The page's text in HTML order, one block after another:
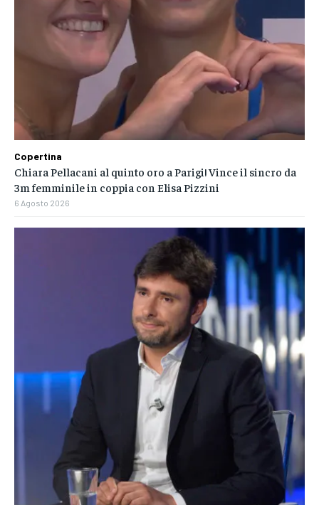
Copertina
Chiara Pellacani al quinto oro a Parigi! Vince il sincro da
3m femminile in coppia con Elisa Pizzini
6 Agosto 2026